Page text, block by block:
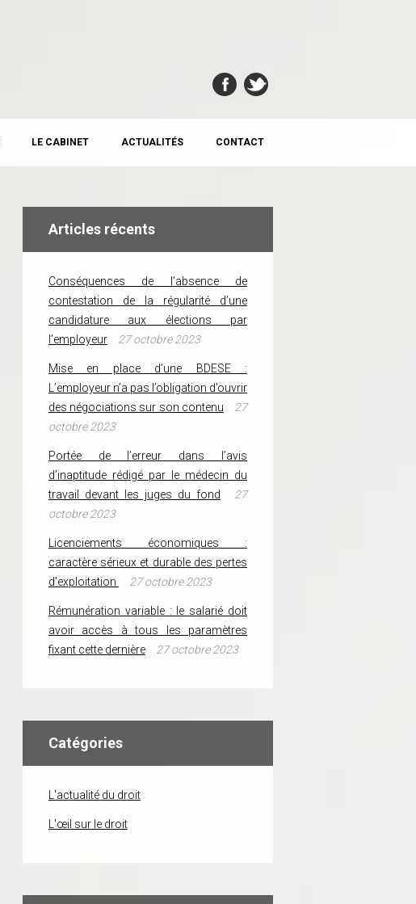
LE CABINET ACTUALITÉS CONTACT
Articles récents
Conséquences de l’absence de
contestation de la régularité d’une
candidature aux élections par
l’employeur
27 octobre 2023
Mise en place d’une BDESE :
L’employeur n’a pas l’obligation d’ouvrir
des négociations sur son contenu
27
octobre 2023
Portée de l’erreur dans l’avis
d’inaptitude rédigé par le médecin du
travail devant les juges du fond
27
octobre 2023
Licenciements économiques :
caractère sérieux et durable des pertes
d’exploitation
27 octobre 2023
Rémunération variable : le salarié doit
avoir accès à tous les paramètres
fixant cette dernière
27 octobre 2023
Catégories
L'actualité du droit
L'œil sur le droit